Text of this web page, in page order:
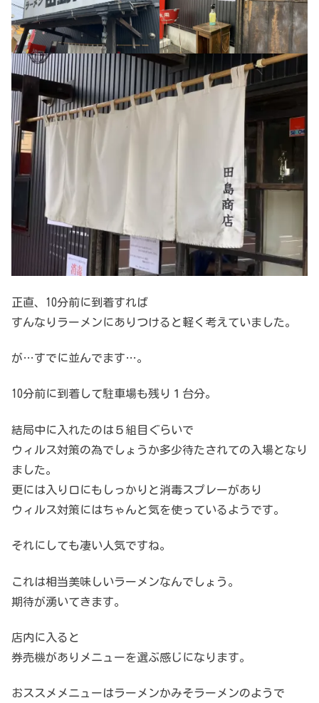
正直、10分前に到着すれば
すんなりラーメンにありつけると軽く考えていました。
が…すでに並んでます…。
10分前に到着して駐車場も残り１台分。
結局中に入れたのは５組目ぐらいで
ウィルス対策の為でしょうか多少待たされての入場となり
ました。
更には入り口にもしっかりと消毒スプレーがあり
ウィルス対策にはちゃんと気を使っているようです。
それにしても凄い人気ですね。
これは相当美味しいラーメンなんでしょう。
期待が湧いてきます。
店内に入ると
券売機がありメニューを選ぶ感じになります。
おススメメニューはラーメンかみそラーメンのようで